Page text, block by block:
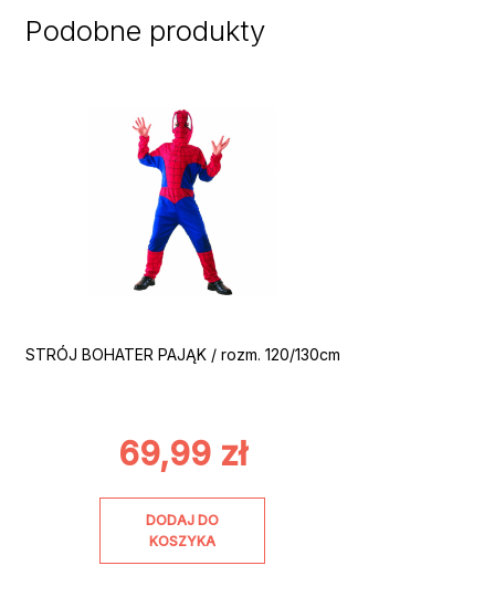
Podobne produkty
STRÓJ BOHATER PAJĄK / rozm. 120/130cm
69,99 zł
DODAJ DO
KOSZYKA